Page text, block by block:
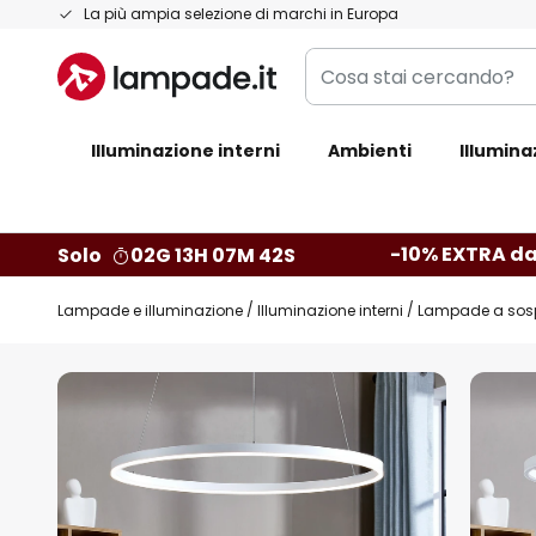
La più ampia selezione di marchi in Europa
Salta
contenuto
Cosa
stai
Illuminazione interni Ambienti
Solo 02G 13H 07M 41S -10% EXTRA
Lampade e illuminazione Illuminazione interni Lampade a
Vai
della
galleria